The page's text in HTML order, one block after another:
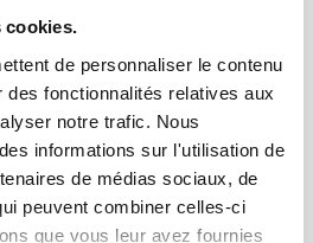
cookies.
de personnaliser le contenu
fonctionnalités relatives aux
notre trafic. Nous
informations sur l'utilisation de
de médias sociaux, de
peuvent combiner celles-ci
que vous leur avez fournies
Non classifié(e)
is underway for
sectors, the
are growing
that can enable
sustainability of their